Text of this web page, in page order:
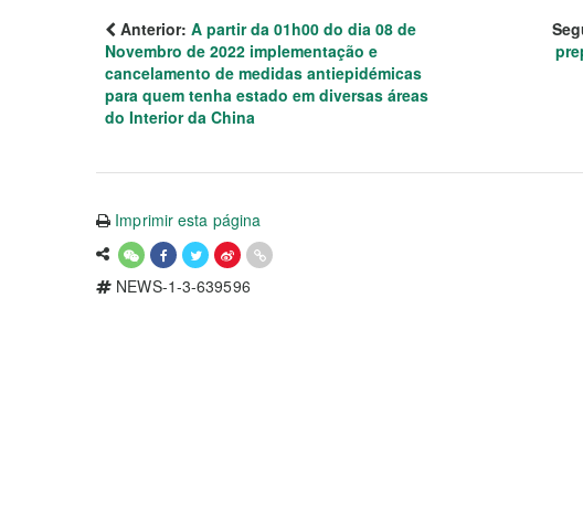
Anterior: A partir da 01h00 do dia 08 de
Novembro de 2022 implementação e
cancelamento de medidas antiepidémicas
para quem tenha estado em diversas áreas
do Interior da China
Imprimir esta página
NEWS-1-3-639596